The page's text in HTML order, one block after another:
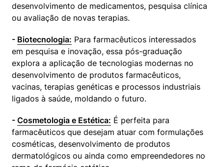
desenvolvimento de medicamentos, pesquisa clínica
ou avaliação de novas terapias.
- Biotecnologia: Para farmacêuticos interessados
em pesquisa e inovação, essa pós-graduação
explora a aplicação de tecnologias modernas no
desenvolvimento de produtos farmacêuticos,
vacinas, terapias genéticas e processos industriais
ligados à saúde, moldando o futuro.
- Cosmetologia e Estética: É perfeita para
farmacêuticos que desejam atuar com formulações
cosméticas, desenvolvimento de produtos
dermatológicos ou ainda como empreendedores no